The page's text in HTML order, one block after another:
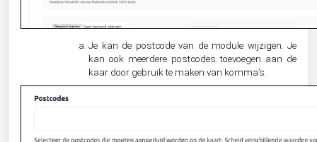
Je kan de postcode van de module wijzigen. Je
kan ook meerdere postcodes toevoegen aan de
kaar door gebruik te maken van komma’s.